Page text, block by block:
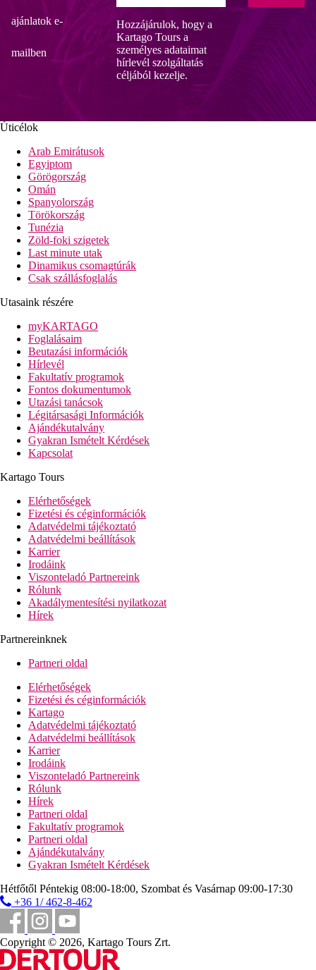
ajánlatok e-
mailben
Hozzájárulok, hogy a
Kartago Tours a
személyes adataimat
hírlevél szolgáltatás
céljából kezelje.
Úticélok
Arab Emirátusok
Egyiptom
Görögország
Omán
Spanyolország
Törökország
Tunézia
Zöld-foki szigetek
Last minute utak
Dinamikus csomagtúrák
Csak szállásfoglalás
Utasaink részére
myKARTAGO
Foglalásaim
Beutazási információk
Hírlevél
Fakultatív programok
Fontos dokumentumok
Utazási tanácsok
Légitársasági Információk
Ajándékutalvány
Gyakran Ismételt Kérdések
Kapcsolat
Kartago Tours
Elérhetőségek
Fizetési és céginformációk
Adatvédelmi tájékoztató
Adatvédelmi beállítások
Karrier
Irodáink
Viszonteladó Partnereink
Rólunk
Akadálymentesítési nyilatkozat
Hírek
Partnereinknek
Partneri oldal
Elérhetőségek
Fizetési és céginformációk
Kartago
Adatvédelmi tájékoztató
Adatvédelmi beállítások
Karrier
Irodáink
Viszonteladó Partnereink
Rólunk
Hírek
Partneri oldal
Fakultatív programok
Partneri oldal
Ajándékutalvány
Gyakran Ismételt Kérdések
Hétfőtől Péntekig 08:00-18:00, Szombat és Vasárnap 09:00-17:30
+36 1/ 462-8-462
Copyright © 2026, Kartago Tours Zrt.